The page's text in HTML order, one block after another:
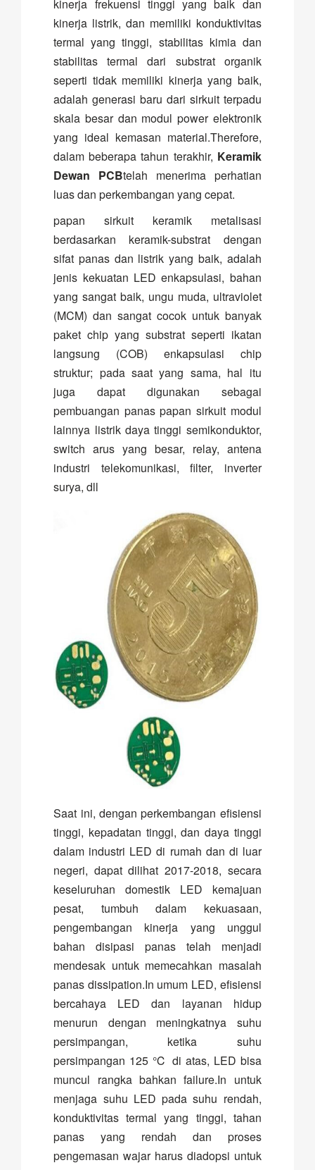
kinerja frekuensi tinggi yang baik dan
kinerja listrik, dan memiliki konduktivitas
termal yang tinggi, stabilitas kimia dan
stabilitas termal dari substrat organik
seperti tidak memiliki kinerja yang baik,
adalah generasi baru dari sirkuit terpadu
skala besar dan modul power elektronik
yang ideal kemasan material.Therefore,
dalam beberapa tahun terakhir, Keramik
Dewan PCBtelah menerima perhatian
luas dan perkembangan yang cepat.
papan sirkuit keramik metalisasi
berdasarkan keramik-substrat dengan
sifat panas dan listrik yang baik, adalah
jenis kekuatan LED enkapsulasi, bahan
yang sangat baik, ungu muda, ultraviolet
(MCM) dan sangat cocok untuk banyak
paket chip yang substrat seperti ikatan
langsung (COB) enkapsulasi chip
struktur; pada saat yang sama, hal itu
juga dapat digunakan sebagai
pembuangan panas papan sirkuit modul
lainnya listrik daya tinggi semikonduktor,
switch arus yang besar, relay, antena
industri telekomunikasi, filter, inverter
surya, dll
Saat ini, dengan perkembangan efisiensi
tinggi, kepadatan tinggi, dan daya tinggi
dalam industri LED di rumah dan di luar
negeri, dapat dilihat 2017-2018, secara
keseluruhan domestik LED kemajuan
pesat, tumbuh dalam kekuasaan,
pengembangan kinerja yang unggul
bahan disipasi panas telah menjadi
mendesak untuk memecahkan masalah
panas dissipation.In umum LED, efisiensi
bercahaya LED dan layanan hidup
menurun dengan meningkatnya suhu
persimpangan, ketika suhu
persimpangan 125 ℃ di atas, LED bisa
muncul rangka bahkan failure.In untuk
menjaga suhu LED pada suhu rendah,
konduktivitas termal yang tinggi, tahan
panas yang rendah dan proses
pengemasan wajar harus diadopsi untuk